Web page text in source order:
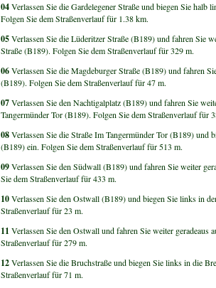
04Verlassen Sie die Gardelegener Straße und biegen Sie halb
Folgen Sie dem Straßenverlauf für 1.38 km.
05Verlassen Sie die Lüderitzer Straße (B189) und fahren Sie
Straße (B189). Folgen Sie dem Straßenverlauf für 329 m.
06Verlassen Sie die Magdeburger Straße (B189) und fahren
(B189). Folgen Sie dem Straßenverlauf für 47 m.
07Verlassen Sie den Nachtigalplatz (B189) und fahren Sie
Tangermünder Tor (B189). Folgen Sie dem Straßenverlauf für
08Verlassen Sie die Straße Im Tangermünder Tor (B189) und
(B189) ein. Folgen Sie dem Straßenverlauf für 513 m.
09Verlassen Sie den Südwall (B189) und fahren Sie weiter
Sie dem Straßenverlauf für 433 m.
10Verlassen Sie den Ostwall (B189) und biegen Sie links in
Straßenverlauf für 23 m.
11 Verlassen Sie den Ostwall und fahren Sie weiter geradeaus
Straßenverlauf für 279 m.
12Verlassen Sie die Bruchstraße und biegen Sie links in die
Straßenverlauf für 71 m.